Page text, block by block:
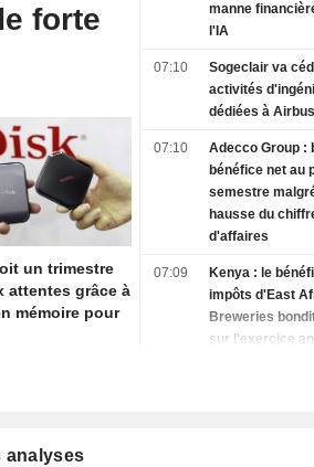
forte
un trimestre
attentes grâce à
mémoire pour
manne
l'IA
07:10
Sogeclair va
activités
dédiées à Airbus
07:10
Adecco Group :
bénéfice net au
semestre
hausse du
d'affaires
07:09
Kenya : le
impôts d'East
Breweries
sur l'exercice
analyses